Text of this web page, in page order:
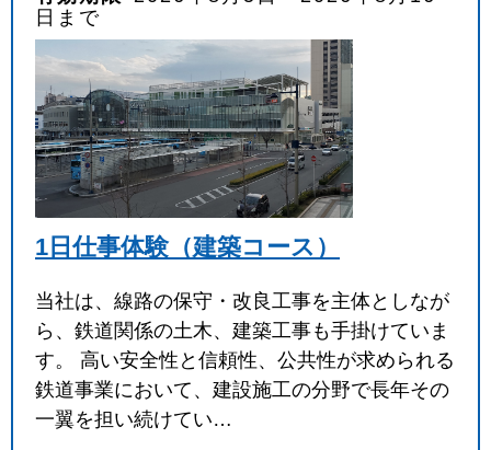
日まで
1日仕事体験（建築コース）
当社は、線路の保守・改良工事を主体としなが
ら、鉄道関係の土木、建築工事も手掛けていま
す。 高い安全性と信頼性、公共性が求められる
鉄道事業において、建設施工の分野で長年その
一翼を担い続けてい…